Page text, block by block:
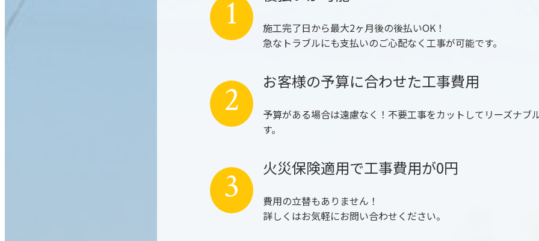
施工完了日から最大2ヶ月後の後払いOK！
急なトラブルにも支払いのご心配なく工事が可能です。
1
お客様の予算に合わせた工事費用
予算がある場合は遠慮なく！不要工事をカットしてリーズナブ
す。
2
火災保険適用で工事費用が0円
費用の立替もありません！
詳しくはお気軽にお問い合わせください。
3